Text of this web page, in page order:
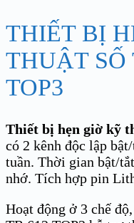
THIẾT BỊ
THUẬT SỐ
TOP3
Thiết bị hẹn giờ kỹ
có 2 kênh độc lập
tuần. Thời gian bật/
nhớ. Tích hợp pin
Hoạt động ở 3 chế